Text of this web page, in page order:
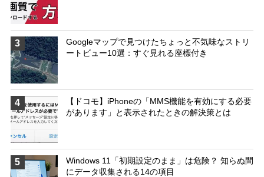
3
Googleマップで見つけたちょっと不気味なストリ
ートビュー10選：すぐ見れる座標付き
4
【ドコモ】iPhoneの「MMS機能を有効にする必要
があります」と表示されたときの解決策とは
5
Windows 11「初期設定のまま」は危険？ 知らぬ間
にデータ収集される14の項目